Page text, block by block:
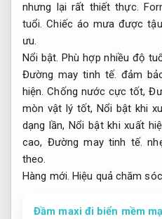
nhưng lại rất thiết thực.
tuổi. Chiếc áo mưa được
ưu.
Nổi bật. Phù hợp nhiều độ
Đường may tinh tế. đảm
hiện. Chống nước cực tốt,
mòn vật lý tốt, Nổi bật khi
dạng lần,Nổi bật khi xuất
cao, Đường may tinh tế.
theo.
Hàng mới. Hiệu quả chăm
Đầm maxi đi biển mềm